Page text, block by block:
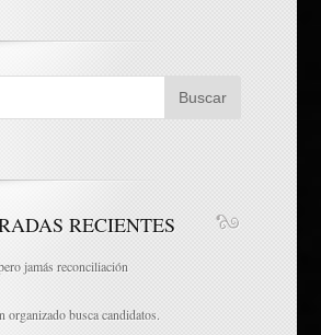
RECIENTES
jamás reconciliación
organizado busca candidatos.